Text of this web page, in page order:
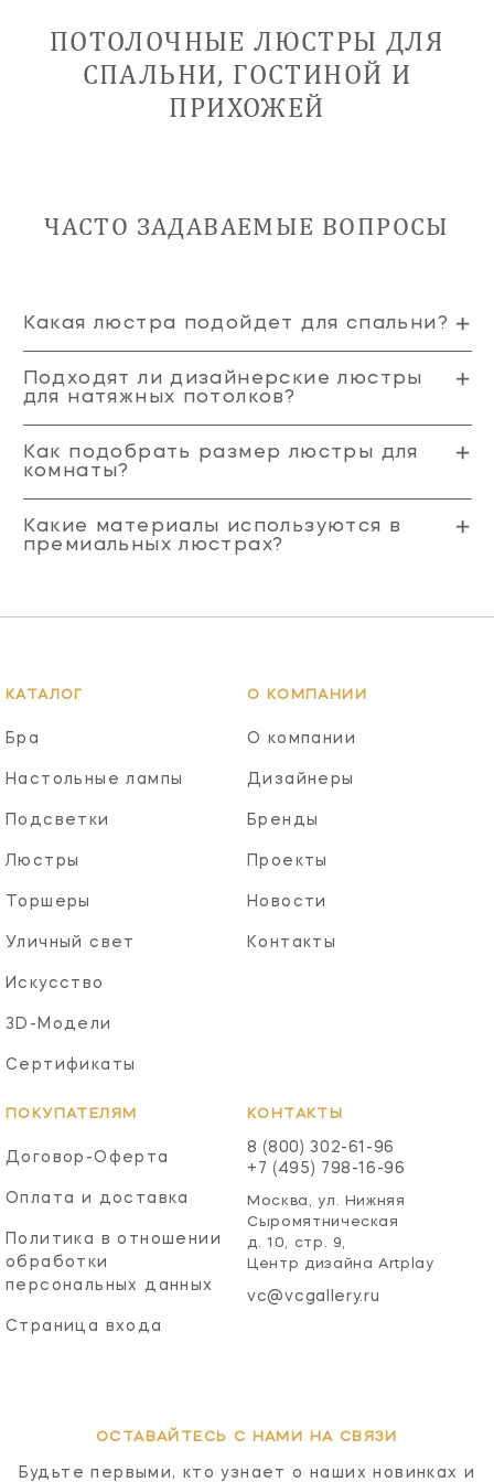
ПОТОЛОЧНЫЕ ЛЮСТРЫ ДЛЯ
СПАЛЬНИ, ГОСТИНОЙ И
ПРИХОЖЕЙ
ЧАСТО ЗАДАВАЕМЫЕ ВОПРОСЫ
Какая люстра подойдет для спальни?
Подходят ли дизайнерские люстры
для натяжных потолков?
Как подобрать размер люстры для
комнаты?
Какие материалы используются в
премиальных люстрах?
КАТАЛОГ
Бра
Настольные лампы
Подсветки
Люстры
Торшеры
Уличный свет
Искусство
3D-Модели
Сертификаты
О КОМПАНИИ
О компании
Дизайнеры
Бренды
Проекты
Новости
Контакты
ПОКУПАТЕЛЯМ
Договор-Оферта
Оплата и доставка
Политика в отношении
обработки
персональных данных
Страница входа
КОНТАКТЫ
8 (800) 302-61-96
+7 (495) 798-16-96
Москва, ул. Нижняя
Сыромятническая
д. 10, стр. 9,
Центр дизайна Artplay
vc@vcgallery.ru
ОСТАВАЙТЕСЬ С НАМИ НА СВЯЗИ
Будьте первыми, кто узнает о наших новинках и